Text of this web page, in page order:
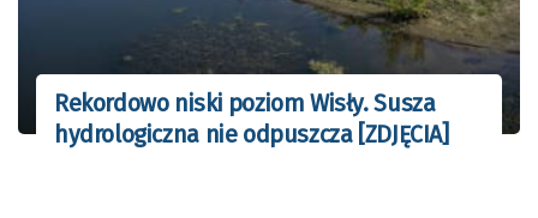
Rekordowo niski poziom Wisły. Susza
hydrologiczna nie odpuszcza [ZDJĘCIA]